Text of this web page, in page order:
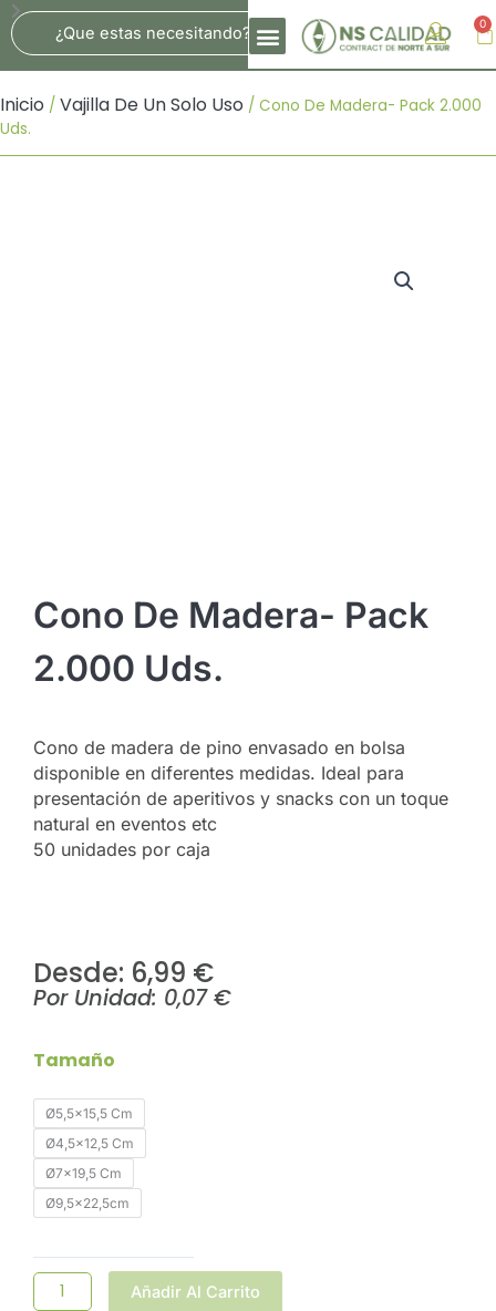
Al
Contenido
Search 0
Inicio / Vajilla De Un Solo Uso / Cono De Madera- Pack 2.000
Uds.
Cono De Madera- Pack
2.000 Uds.
Cono de madera de pino envasado en bolsa
disponible en diferentes medidas. Ideal para
presentación de aperitivos y snacks con un toque
natural en eventos etc
50 unidades por caja
Desde: 6,99 €
Por Unidad: 0,07€
Tamaño
Ø5,5x15,5 Cm
Ø4,5x12,5 Cm
Ø7x19,5 Cm
Ø9,5x22,5cm
De
Pack
2.000
Uds.
Cantidad
Añadir Al Carrito